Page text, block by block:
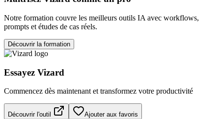
Notre formation couvre les meilleurs outils IA avec workflows,
prompts et études de cas réels.
Découvrir la formation
Essayez Vizard
Commencez dès maintenant et transformez votre productivité
Découvrir l'outil Ajouter aux favoris